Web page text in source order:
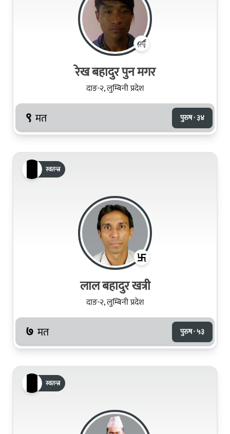
रेख बहादुर पुन मगर
दाङ-२, लुम्बिनी प्रदेश
९ मत पुरुष · ३४
स्वतन्त्र
लाल बहादुर खत्री
दाङ-२, लुम्बिनी प्रदेश
७ मत पुरुष · ५३
स्वतन्त्र